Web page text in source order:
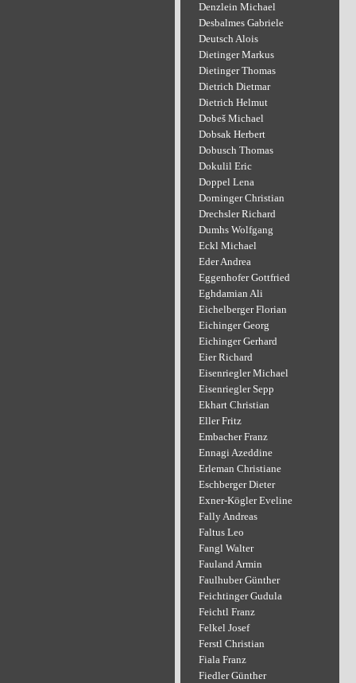
Denzlein Michael
Desbalmes Gabriele
Deutsch Alois
Dietinger Markus
Dietinger Thomas
Dietrich Dietmar
Dietrich Helmut
Dobeš Michael
Dobsak Herbert
Dobusch Thomas
Dokulil Eric
Doppel Lena
Dorninger Christian
Drechsler Richard
Dumhs Wolfgang
Eckl Michael
Eder Andrea
Eggenhofer Gottfried
Eghdamian Ali
Eichelberger Florian
Eichinger Georg
Eichinger Gerhard
Eier Richard
Eisenriegler Michael
Eisenriegler Sepp
Ekhart Christian
Eller Fritz
Embacher Franz
Ennagi Azeddine
Erleman Christiane
Eschberger Dieter
Exner-Kögler Eveline
Fally Andreas
Faltus Leo
Fangl Walter
Fauland Armin
Faulhuber Günther
Feichtinger Gudula
Feichtl Franz
Felkel Josef
Ferstl Christian
Fiala Franz
Fiedler Günther